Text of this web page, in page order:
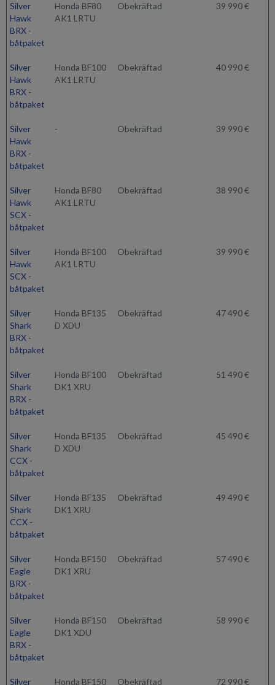
Silver
Hawk
BRX -
båtpaket
Honda BF80
AK1 LRTU
Obekräftad 39 990 €
Silver
Hawk
BRX -
båtpaket
Honda BF100
AK1 LRTU
Obekräftad 40 990 €
Silver
Hawk
BRX -
båtpaket
- Obekräftad 39 990 €
Silver
Hawk
SCX -
båtpaket
Honda BF80
AK1 LRTU
Obekräftad 38 990 €
Silver
Hawk
SCX -
båtpaket
Honda BF100
AK1 LRTU
Obekräftad 39 990 €
Silver
Shark
BRX -
båtpaket
Honda BF135
D XDU
Obekräftad 47 490 €
Silver
Shark
BRX -
båtpaket
Honda BF100
DK1 XRU
Obekräftad 51 490 €
Silver
Shark
CCX -
båtpaket
Honda BF135
D XDU
Obekräftad 45 490 €
Silver
Shark
CCX -
båtpaket
Honda BF135
DK1 XRU
Obekräftad 49 490 €
Silver
Eagle
BRX -
båtpaket
Honda BF150
DK1 XRU
Obekräftad 57 490 €
Silver
Eagle
BRX -
båtpaket
Honda BF150
DK1 XDU
Obekräftad 58 990 €
Silver
Honda BF150
Obekräftad 72 990 €